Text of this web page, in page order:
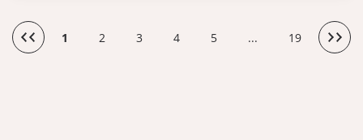
1 2 3 4 5 ... 19